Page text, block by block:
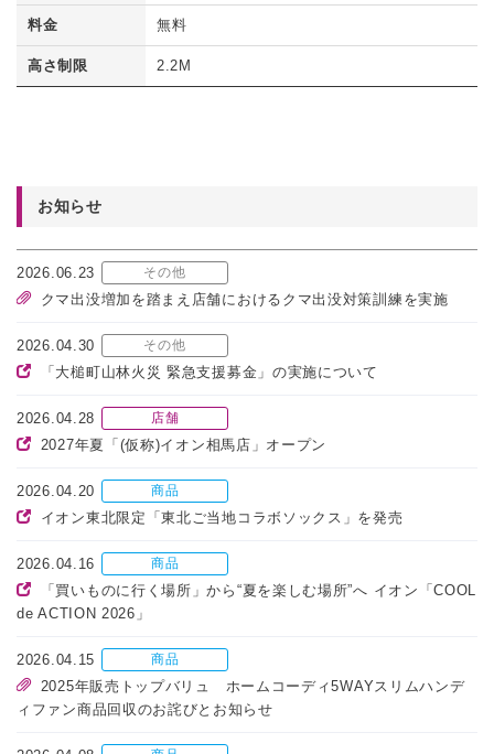
料金 無料
高さ制限 2.2M
お知らせ
2026.06.23 その他
クマ出没増加を踏まえ店舗におけるクマ出没対策訓練を実施
2026.04.30 その他
「大槌町山林火災 緊急支援募金」の実施について
2026.04.28 店舗
2027年夏「(仮称)イオン相馬店」オープン
2026.04.20 商品
イオン東北限定「東北ご当地コラボソックス」を発売
2026.04.16 商品
「買いものに行く場所」から“夏を楽しむ場所”へ イオン「COOL
de ACTION 2026」
2026.04.15 商品
2025年販売トップバリュ ホームコーディ5WAYスリムハンデ
ィファン商品回収のお詫びとお知らせ